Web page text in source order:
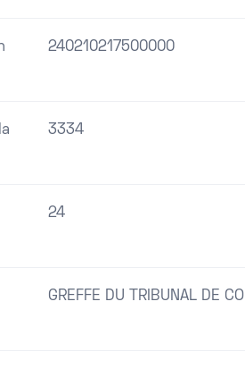
240210217500000
3334
24
GREFFE DU TRIBUNAL DE